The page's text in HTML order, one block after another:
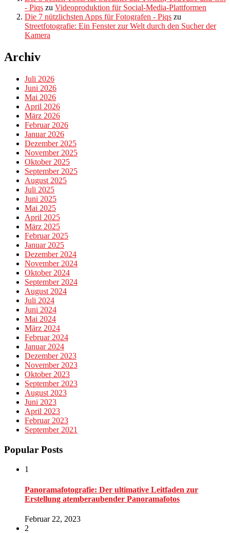
- Piqs zu Videoproduktion für Social-Media-Plattformen
Die 7 nützlichsten Apps für Fotografen - Piqs zu
Streetfotografie: Ein Fenster zur Welt durch den Sucher der
Kamera
Archiv
Juli 2026
Juni 2026
Mai 2026
April 2026
März 2026
Februar 2026
Januar 2026
Dezember 2025
November 2025
Oktober 2025
September 2025
August 2025
Juli 2025
Juni 2025
Mai 2025
April 2025
März 2025
Februar 2025
Januar 2025
Dezember 2024
November 2024
Oktober 2024
September 2024
August 2024
Juli 2024
Juni 2024
Mai 2024
März 2024
Februar 2024
Januar 2024
Dezember 2023
November 2023
Oktober 2023
September 2023
August 2023
Juni 2023
April 2023
Februar 2023
September 2021
Popular Posts
1
Panoramafotografie: Der ultimative Leitfaden zur
Erstellung atemberaubender Panoramafotos
Februar 22, 2023
2